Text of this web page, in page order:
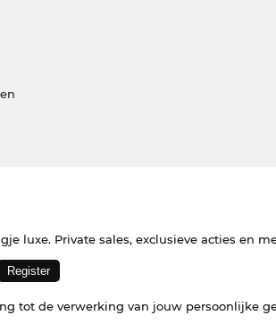
luxe. Private sales, exclusieve acties en
tot de verwerking van jouw persoonlijke